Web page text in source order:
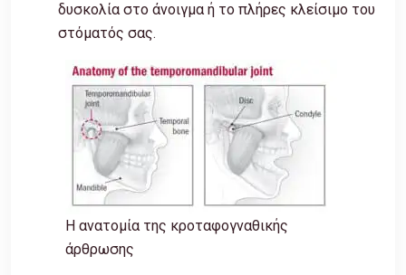
δυσκολία στο άνοιγμα ή το πλήρες κλείσιμο του
στόματός σας.
Η ανατομία της κροταφογναθικής
άρθρωσης